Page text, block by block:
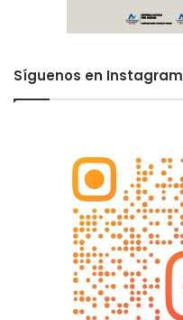
Síguenos en Instagram